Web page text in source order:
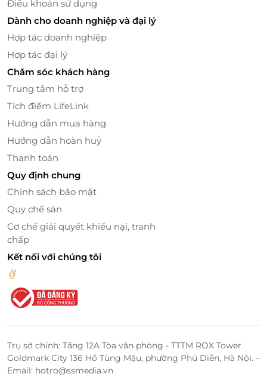
Các động tác được thực hiện chuyên nghiệp
Đội Ngũ Nhân Viên Chuyên Nghiệp, Tận Tâm
Hà Spa cam kết mang đến dịch vụ trị liệu chất lượng
cao với đội ngũ chuyên viên tận tâm, có tay nghề
chuyên môn và trang thiết bị hiện đại. Spa luôn đặt
sức khỏe và sự hài lòng của khách hàng lên hàng
Không gian tinh tế, đầy đủ các trang thiết bị hiện đại
Làm Đẹp Giá Ưu Đãi Nhất
Giới Thiệu Về LifeLink
Điều khoản sử dụng
Dành cho doanh nghiệp và đại lý
Hợp tác doanh nghiệp
Hợp tác đại lý
Chăm sóc khách hàng
Trung tâm hỗ trợ
Tích điểm LifeLink
Hướng dẫn mua hàng
Hướng dẫn hoàn huỷ
Thanh toán
Quy định chung
Chính sách bảo mật
Quy chế sàn
Cơ chế giải quyết khiếu nại, tranh
chấp
Kết nối với chúng tôi
Trụ sở chính: Tầng 12A Tòa văn phòng - TTTM ROX Tower
Goldmark City 136 Hồ Tùng Mậu, phường Phú Diễn, Hà Nội. –
Email: hotro@ssmedia.vn